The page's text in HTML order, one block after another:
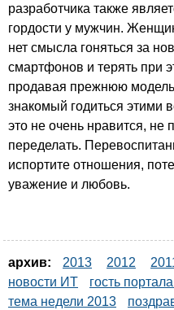
разработчика также
гордости у мужчин.
нет смысла гоняться за
смартфонов и терять при
продавая прежнюю
знакомый годиться этими
это не очень нравится, не
переделать.
испортите отношения,
уважение и любовь.
архив: 2013 2012
новости ИТ
гость
тема недели 2013